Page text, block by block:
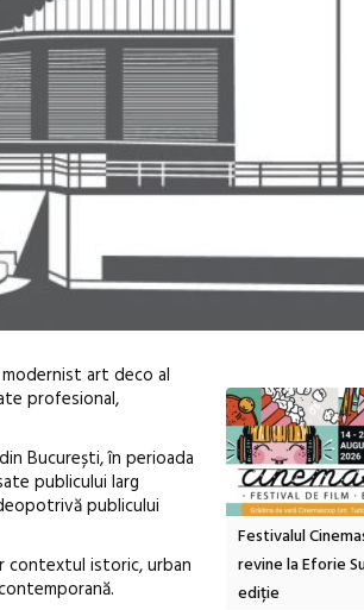
art deco al
profesional,
București, în perioada
publicului larg
publicului
contextul istoric, urban
Artown NOW #5:
Gramatica libertății
Festivalul
revine la Eforie
ediție